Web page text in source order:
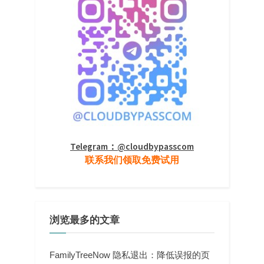
Telegram：@cloudbypasscom
联系我们领取免费试用
浏览最多的文章
FamilyTreeNow 隐私退出：降低误报的页